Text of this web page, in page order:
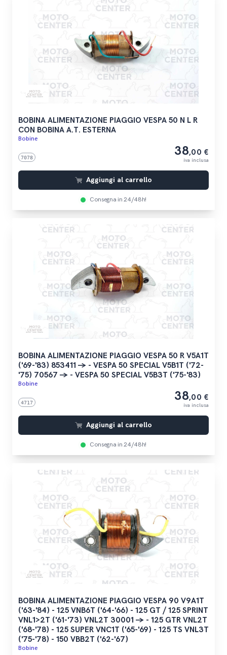
BOBINA ALIMENTAZIONE PIAGGIO VESPA 50 N L R
CON BOBINA A.T. ESTERNA
Bobine
7078 38,00 €
iva inclusa
Aggiungi al carrello
Consegna in 24/48h!
BOBINA ALIMENTAZIONE PIAGGIO VESPA 50 R V5A1T
('69-'83) 853411 -> - VESPA 50 SPECIAL V5B1T ('72-
'75) 70567 -> - VESPA 50 SPECIAL V5B3T ('75-'83)
Bobine
4717 38,00 €
iva inclusa
Aggiungi al carrello
Consegna in 24/48h!
BOBINA ALIMENTAZIONE PIAGGIO VESPA 90 V9A1T
('63-'84) - 125 VNB6T ('64-'66) - 125 GT / 125 SPRINT
VNL1>2T ('61-'73) VNL2T 30001 -> - 125 GTR VNL2T
('68-'78) - 125 SUPER VNC1T ('65-'69) - 125 TS VNL3T
('75-'78) - 150 VBB2T ('62-'67)
Bobine